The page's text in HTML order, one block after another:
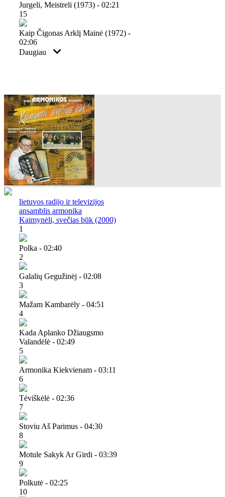
Jurgeli, Meistreli (1973) - 02:21
15
Kaip Čigonas Arklį Mainė (1972) -
02:06
Daugiau
lietuvos radijo ir televizijos
ansamblis armonika
Kaimynėli, svečias būk (2000)
1
Polka - 02:40
2
Galalių Gegužinėj - 02:08
3
Mažam Kambarėly - 04:51
4
Kada Aplanko Džiaugsmo
Valandėlė - 02:49
5
Armonika Kiekvienam - 03:11
6
Tėviškėlė - 02:36
7
Stoviu Aš Parimus - 04:30
8
Motule Sakyk Ar Girdi - 03:39
9
Polkutė - 02:25
10